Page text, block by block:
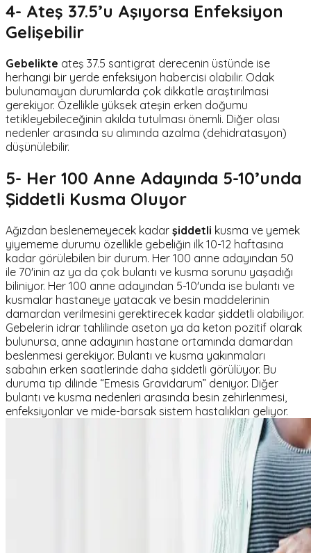
4- Ateş 37.5’u Aşıyorsa Enfeksiyon
Gelişebilir
Gebelikte ateş 37.5 santigrat derecenin üstünde ise
herhangi bir yerde enfeksiyon habercisi olabilir. Odak
bulunamayan durumlarda çok dikkatle araştırılmasi
gerekiyor. Özellikle yüksek ateşin erken doğumu
tetikleyebileceğinin akılda tutulması önemli. Diğer olası
nedenler arasında su alımında azalma (dehidratasyon)
düşünülebilir.
5- Her 100 Anne Adayında 5-10’unda
Şiddetli Kusma Oluyor
Ağızdan beslenemeyecek kadar şiddetli kusma ve yemek
yiyememe durumu özellikle gebeliğin ilk 10-12 haftasına
kadar görülebilen bir durum. Her 100 anne adayından 50
ile 70'inin az ya da çok bulantı ve kusma sorunu yaşadığı
biliniyor. Her 100 anne adayından 5-10'unda ise bulantı ve
kusmalar hastaneye yatacak ve besin maddelerinin
damardan verilmesini gerektirecek kadar şiddetli olabiliyor.
Gebelerin idrar tahlilinde aseton ya da keton pozitif olarak
bulunursa, anne adayının hastane ortamında damardan
beslenmesi gerekiyor. Bulantı ve kusma yakınmaları
sabahın erken saatlerinde daha şiddetli görülüyor. Bu
duruma tıp dilinde “Emesis Gravidarum” deniyor. Diğer
bulantı ve kusma nedenleri arasında besin zehirlenmesi,
enfeksiyonlar ve mide-barsak sistem hastalıkları geliyor.